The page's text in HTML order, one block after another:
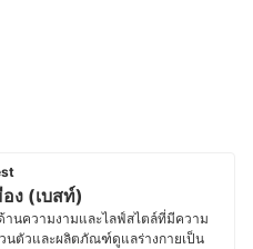
ง (เบสท์)
านความงามและไลฟ์สไตล์ที่มีความ
นตัวและผลิตภัณฑ์ดูแลร่างกายเป็น